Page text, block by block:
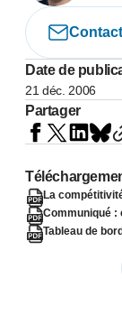
Date de
21 déc. 2006
Partager
La
Communiqué :
Tableau de